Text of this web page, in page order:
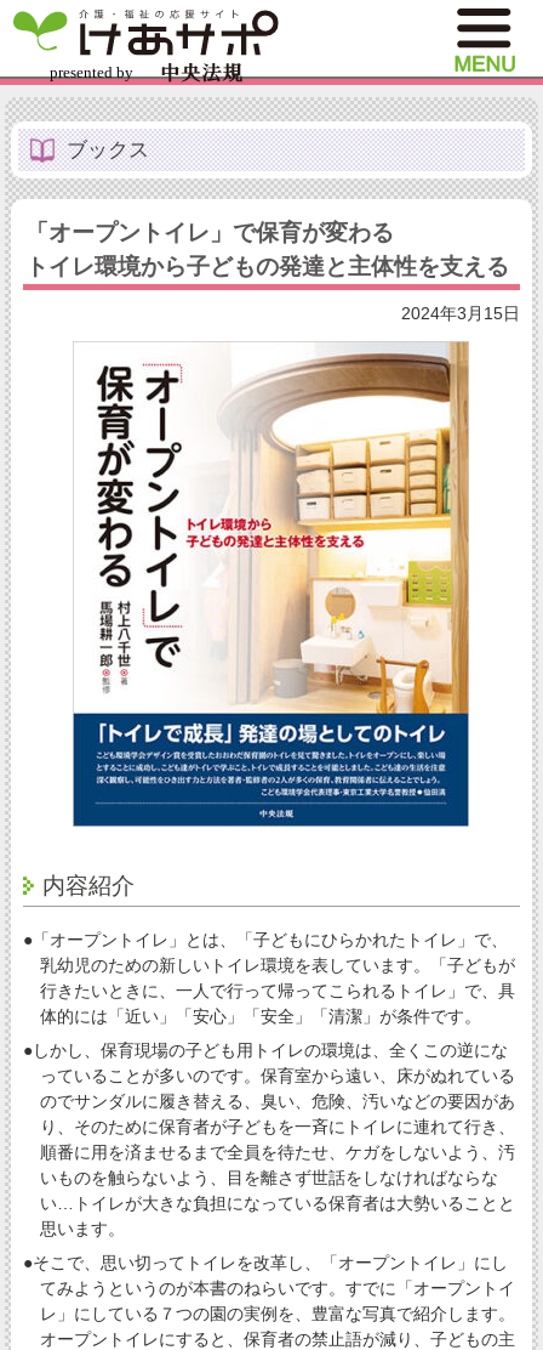
ブックス
「オープントイレ」で保育が変わる
トイレ環境から子どもの発達と主体性を支える
2024年3月15日
内容紹介
●「オープントイレ」とは、「子どもにひらかれたトイレ」で、
乳幼児のための新しいトイレ環境を表しています。「子どもが
行きたいときに、一人で行って帰ってこられるトイレ」で、具
体的には「近い」「安心」「安全」「清潔」が条件です。
●しかし、保育現場の子ども用トイレの環境は、全くこの逆にな
っていることが多いのです。保育室から遠い、床がぬれている
のでサンダルに履き替える、臭い、危険、汚いなどの要因があ
り、そのために保育者が子どもを一斉にトイレに連れて行き、
順番に用を済ませるまで全員を待たせ、ケガをしないよう、汚
いものを触らないよう、目を離さず世話をしなければならな
い…トイレが大きな負担になっている保育者は大勢いることと
思います。
●そこで、思い切ってトイレを改革し、「オープントイレ」にし
てみようというのが本書のねらいです。すでに「オープントイ
レ」にしている７つの園の実例を、豊富な写真で紹介します。
オープントイレにすると、保育者の禁止語が減り、子どもの主